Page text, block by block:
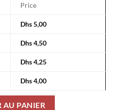
Price
Dhs5,00
Dhs4,50
Dhs4,25
Dhs4,00
AU PANIER